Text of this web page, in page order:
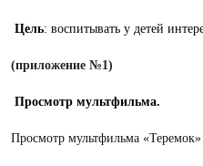
Цель: воспитывать у детей
(приложение №1)
Просмотр мультфильма.
Просмотр мультфильма «Теремок»